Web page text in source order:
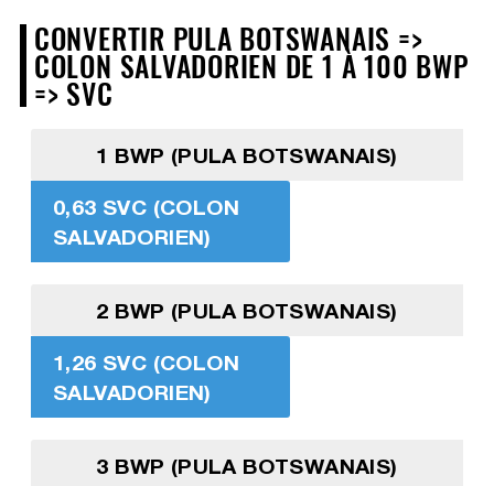
CONVERTIR PULA BOTSWANAIS =>
COLON SALVADORIEN DE 1 À 100 BWP
=> SVC
1 BWP (PULA BOTSWANAIS)
0,63 SVC (COLON
SALVADORIEN)
2 BWP (PULA BOTSWANAIS)
1,26 SVC (COLON
SALVADORIEN)
3 BWP (PULA BOTSWANAIS)